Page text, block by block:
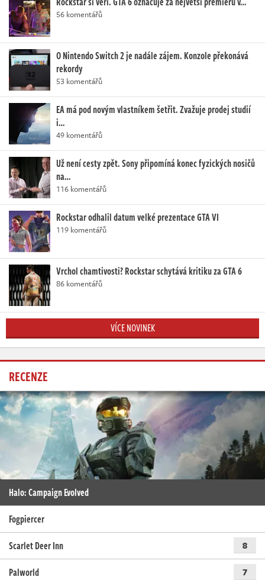
56 komentářů
O Nintendo Switch 2 je nadále zájem. Konzole překonává
rekordy
53 komentářů
EA má pod novým vlastníkem šetřit. Zvažuje prodej studií
i…
49 komentářů
Už není cesty zpět. Sony připomíná konec fyzických nosičů
na…
116 komentářů
Rockstar odhalil datum velké prezentace GTA VI
119 komentářů
Vrchol chamtivosti? Rockstar schytává kritiku za GTA 6
86 komentářů
VÍCE NOVINEK
RECENZE
Halo: Campaign Evolved
Fogpiercer
Scarlet Deer Inn
8
Palworld 7